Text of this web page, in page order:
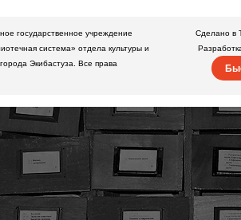
государственное учреждение
система» отдела культуры и
Экибастуза. Все права
Сделано в